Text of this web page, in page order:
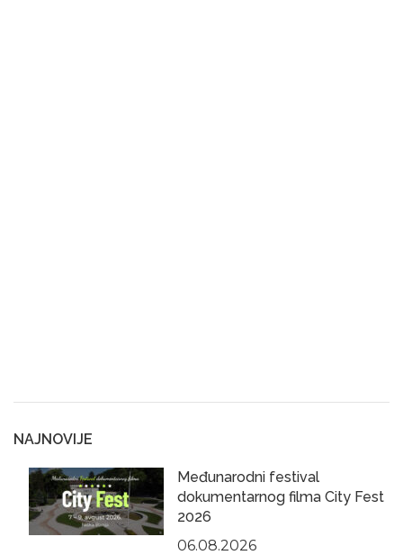
NAJNOVIJE
Međunarodni festival
dokumentarnog filma City Fest
2026
06.08.2026